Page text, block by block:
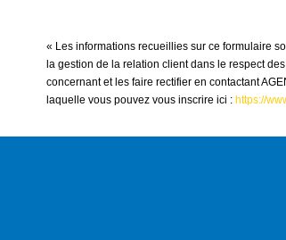
« Les informations recueillies sur ce formulaire
la gestion de la relation client dans le respect
concernant et les faire rectifier en contactant
laquelle vous pouvez vous inscrire ici : https://